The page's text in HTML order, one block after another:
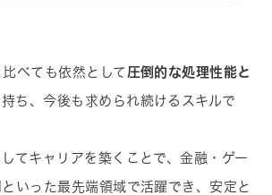
べても依然として 圧倒的な処理性能と
持ち、今後も求められ続けるスキルで
てキャリアを築くことで、金融・ゲー
いった最先端領域で活躍でき、安定と